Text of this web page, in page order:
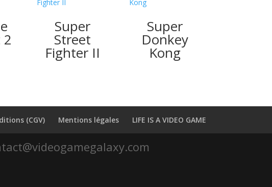
2
Super
Street
Fighter II
Super
Donkey
Kong
(CGV) Mentions légales LIFE IS A VIDEO GAME